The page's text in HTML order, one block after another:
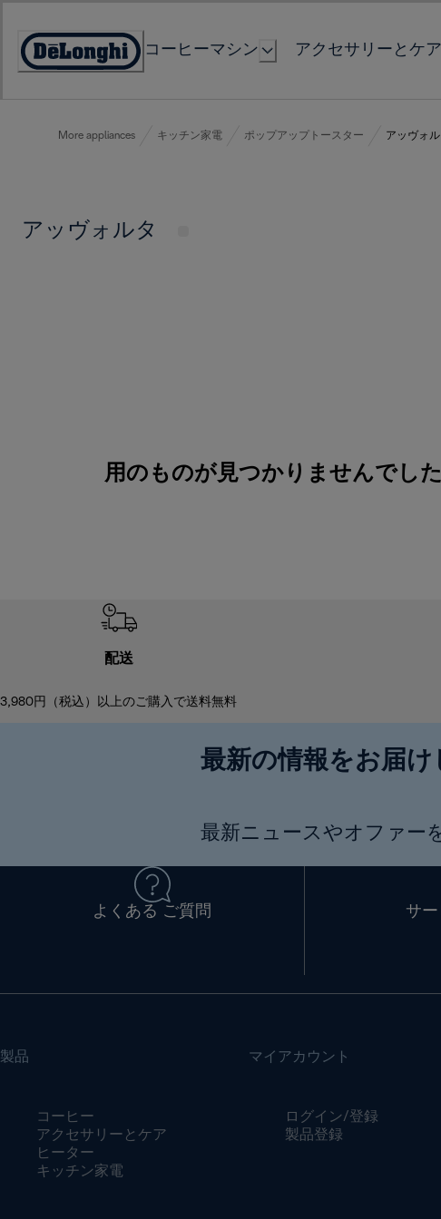
Content
Accessibility
コーヒーマシン アクセサリーとケア
More appliances キッチン家電 ポップアップトースター アッヴォル
アッヴォルタ
用のものが見つかりませんでし
配送
3,980円（税込）以上のご購入で送料無料
最新の情報をお届け
最新ニュースやオファー
よくある ご質問 サ
製品
コーヒー
アクセサリーとケア
ヒーター
キッチン家電
マイアカウント
ログイン/登録
製品登録